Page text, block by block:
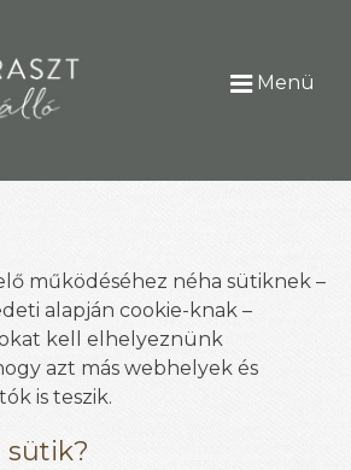
Menü
működéséhez néha sütiknek –
alapján cookie-knak –
kell elhelyeznünk
azt más webhelyek és
is teszik.
sütik?